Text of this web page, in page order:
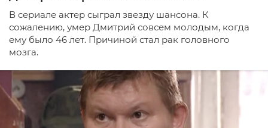
В сериале актер сыграл звезду шансона. К
сожалению, умер Дмитрий совсем молодым, когда
ему было 46 лет. Причиной стал рак головного
мозга.